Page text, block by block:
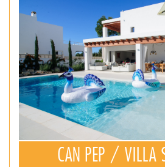
CAN PEP / VILLA